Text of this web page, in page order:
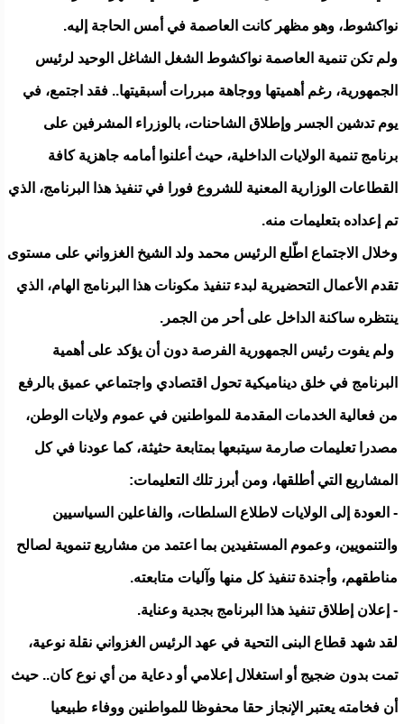
نواكشوط، وهو مظهر كانت العاصمة في أمس الحاجة إليه.
ولم تكن تنمية العاصمة نواكشوط الشغل الشاغل الوحيد لرئيس
الجمهورية، رغم أهميتها ووجاهة مبررات أسبقيتها.. فقد اجتمع، في
يوم تدشين الجسر وإطلاق الشاحنات، بالوزراء المشرفين على
برنامج تنمية الولايات الداخلية، حيث أعلنوا أمامه جاهزية كافة
القطاعات الوزارية المعنية للشروع فورا في تنفيذ هذا البرنامج، الذي
تم إعداده بتعليمات منه.
وخلال الاجتماع اطّلع الرئيس محمد ولد الشيخ الغزواني على مستوى
تقدم الأعمال التحضيرية لبدء تنفيذ مكونات هذا البرنامج الهام، الذي
ينتظره ساكنة الداخل على أحر من الجمر.
ولم يفوت رئيس الجمهورية الفرصة دون أن يؤكد على أهمية
البرنامج في خلق ديناميكية تحول اقتصادي واجتماعي عميق بالرفع
من فعالية الخدمات المقدمة للمواطنين في عموم ولايات الوطن،
مصدرا تعليمات صارمة سيتبعها بمتابعة حثيثة، كما عودنا في كل
المشاريع التي أطلقها، ومن أبرز تلك التعليمات:
- العودة إلى الولايات لاطلاع السلطات، والفاعلين السياسيين
والتنمويين، وعموم المستفيدين بما اعتمد من مشاريع تنموية لصالح
مناطقهم، وأجندة تنفيذ كل منها وآليات متابعته.
- إعلان إطلاق تنفيذ هذا البرنامج بجدية وعناية.
لقد شهد قطاع البنى التحية في عهد الرئيس الغزواني نقلة نوعية،
تمت بدون ضجيج أو استغلال إعلامي أو دعاية من أي نوع كان.. حيث
أن فخامته يعتبر الإنجاز حقا محفوظا للمواطنين ووفاء طبيعيا